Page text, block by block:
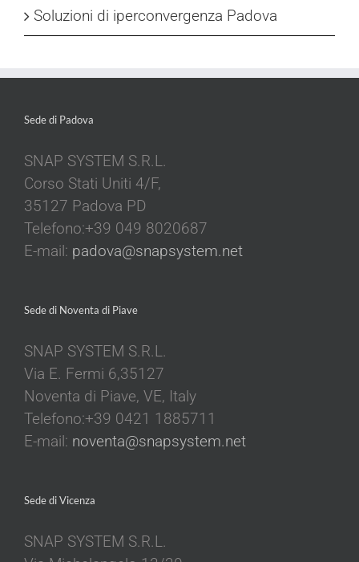
Soluzioni di iperconvergenza Padova
Sede di Padova
SNAP SYSTEM S.R.L.
Corso Stati Uniti 4/F,
35127 Padova PD
Telefono:+39 049 8020687
E-mail: padova@snapsystem.net
Sede di Noventa di Piave
SNAP SYSTEM S.R.L.
Via E. Fermi 6,35127
Noventa di Piave, VE, Italy
Telefono:+39 0421 1885711
E-mail: noventa@snapsystem.net
Sede di Vicenza
SNAP SYSTEM S.R.L.